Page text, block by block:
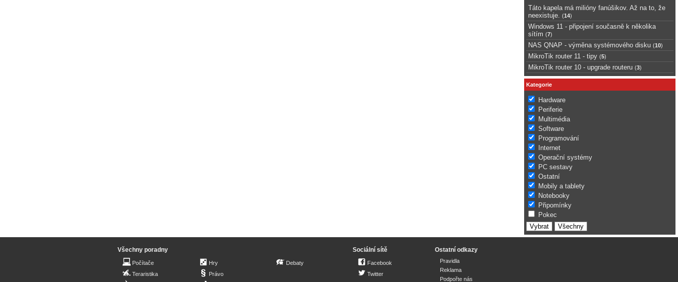
Táto kapela má milióny fanúšikov. Až na to, že
neexistuje.
(14)
Windows 11 - připojení současně k několika
sítím (7)
NAS QNAP - výměna systémového disku (10)
MikroTik router 11 - tipy (5)
MikroTik router 10 - upgrade routeru (3)
Kategorie
Hardware
Periferie
Multimédia
Software
Programování
Internet
Operační systémy
PC sestavy
Ostatní
Mobily a tablety
Notebooky
Připomínky
Pokec
Všechny poradny
Počítače
Teraristika
Hry
Právo
Debaty
Sociální sítě
Facebook
Twitter
Ostatní odkazy
Pravidla
Reklama
Podpořte nás